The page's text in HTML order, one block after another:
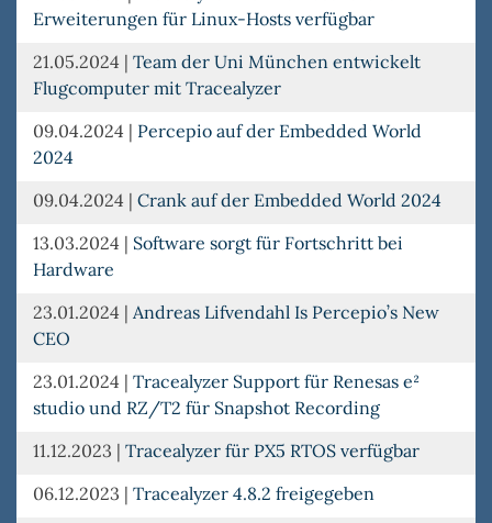
Erweiterungen für Linux-Hosts verfügbar
21.05.2024 | Team der Uni München entwickelt
Flugcomputer mit Tracealyzer
09.04.2024 | Percepio auf der Embedded World
2024
09.04.2024 | Crank auf der Embedded World 2024
13.03.2024 | Software sorgt für Fortschritt bei
Hardware
23.01.2024 | Andreas Lifvendahl Is Percepio’s New
CEO
23.01.2024 | Tracealyzer Support für Renesas e²
studio und RZ/T2 für Snapshot Recording
11.12.2023 | Tracealyzer für PX5 RTOS verfügbar
06.12.2023 | Tracealyzer 4.8.2 freigegeben